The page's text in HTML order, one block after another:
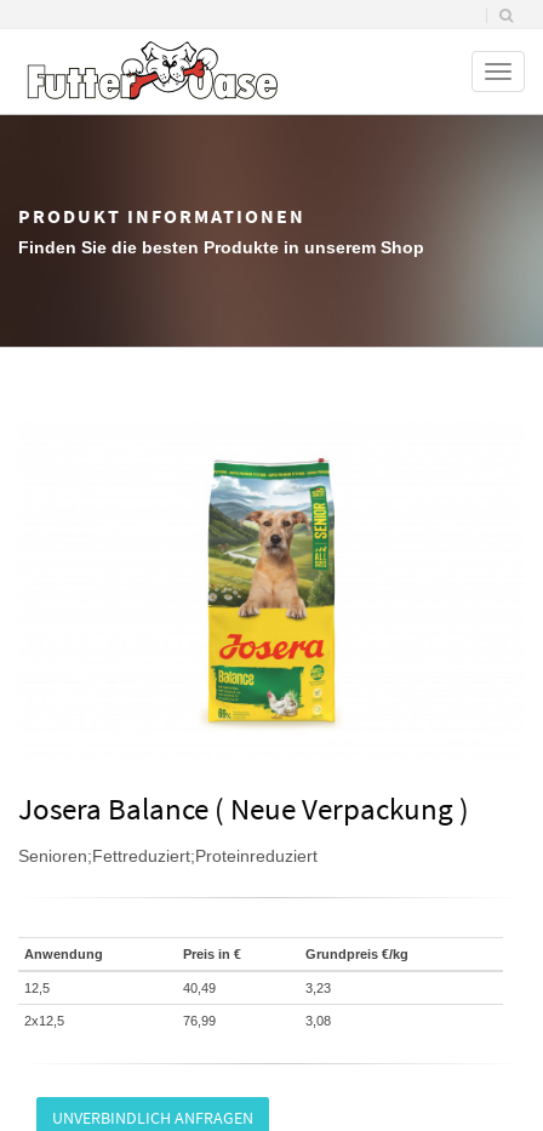
PRODUKT INFORMATIONEN
Finden Sie die besten Produkte in unserem Shop
Josera Balance ( Neue Verpackung )
Senioren;Fettreduziert;Proteinreduziert
Anwendung Preis in € Grundpreis €/kg
12,5 40,49 3,23
2x12,5 76,99 3,08
UNVERBINDLICH ANFRAGEN